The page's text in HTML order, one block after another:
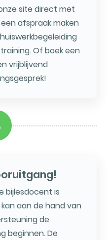
site direct met
afspraak maken
Of boek een
vrijblijvend
bijlesdocent is
aan de hand van
de
beginnen. De